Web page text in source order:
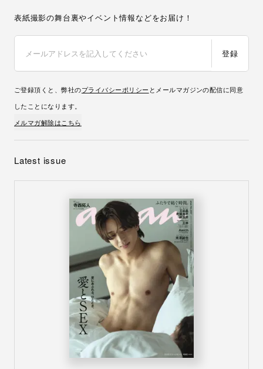
表紙撮影の舞台裏やイベント情報などをお届け！
登録
ご登録頂くと、弊社のプライバシーポリシー とメールマガジンの配信に同意
したことになります。
メルマガ解除はこちら
Latest issue